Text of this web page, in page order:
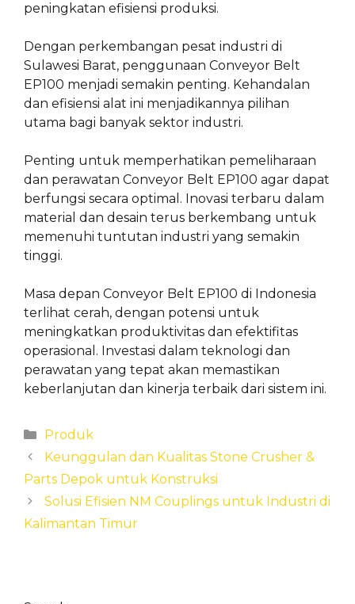
peningkatan efisiensi produksi.
Dengan perkembangan pesat industri di
Sulawesi Barat, penggunaan Conveyor Belt
EP100 menjadi semakin penting. Kehandalan
dan efisiensi alat ini menjadikannya pilihan
utama bagi banyak sektor industri.
Penting untuk memperhatikan pemeliharaan
dan perawatan Conveyor Belt EP100 agar dapat
berfungsi secara optimal. Inovasi terbaru dalam
material dan desain terus berkembang untuk
memenuhi tuntutan industri yang semakin
tinggi.
Masa depan Conveyor Belt EP100 di Indonesia
terlihat cerah, dengan potensi untuk
meningkatkan produktivitas dan efektifitas
operasional. Investasi dalam teknologi dan
perawatan yang tepat akan memastikan
keberlanjutan dan kinerja terbaik dari sistem ini.
Categories
Produk
Keunggulan dan Kualitas Stone Crusher &
Parts Depok untuk Konstruksi
Solusi Efisien NM Couplings untuk Industri di
Kalimantan Timur